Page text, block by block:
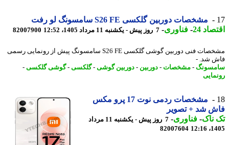
مشخصات دوربین گلکسی S26 FE سامسونگ لو رفت
24
-فناوری- 7 روز پیش - یکشنبه 11 مرداد 1405، 12:52 82007900
مشخصات فنی دوربین گوشی گلکسی S26 FE سامسونگ پیش از رونمایی رسمی
شد. -
-مشخصات-دوربین-دوربین گوشی-گلکسی-گوشی گلکسی-
مشخصات ردمی نوت 17 پرو مکس
شد + تصویر
-فناوری-
7 روز پیش - یکشنبه 11 مرداد
82007604